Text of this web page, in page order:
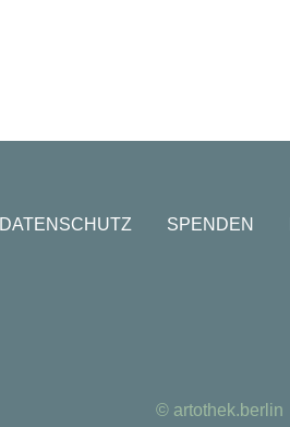
DATENSCHUTZ SPENDEN
© artothek.berlin